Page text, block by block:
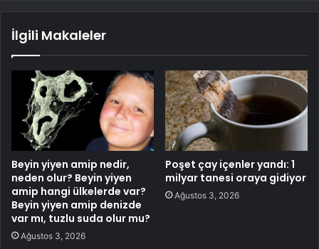
İlgili Makaleler
Beyin yiyen amip nedir,
neden olur? Beyin yiyen
amip hangi ülkelerde var?
Beyin yiyen amip denizde
var mı, tuzlu suda olur mu?
Ağustos 3, 2026
Poşet çay içenler yandı: 1
milyar tanesi oraya gidiyor
Ağustos 3, 2026